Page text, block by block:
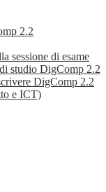
2.2
sessione di esame
studio DigComp 2.2
DigComp 2.2
e ICT)